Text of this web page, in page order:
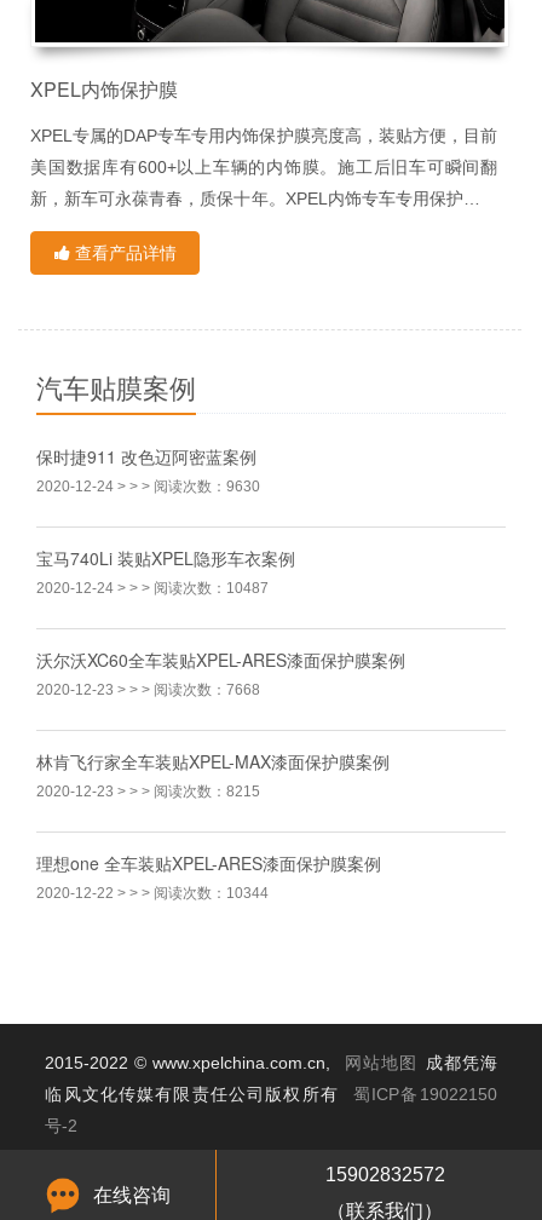
XPEL内饰保护膜
XPEL专属的DAP专车专用内饰保护膜亮度高，装贴方便，目前
美国数据库有600+以上车辆的内饰膜。施工后旧车可瞬间翻
新，新车可永葆青春，质保十年。XPEL内饰专车专用保护膜自
带划痕覆盖，划痕修复功能，不动刀，零风险。在各色汽车内
饰表面形成一层持久的隔离膜。高中档轿车内装饰一般为浅
车内饰，抵抗划痕，还能比原来亮，看着爽，每天开新车。
产品特点：
1、 划痕自动修复，可让漆面一直保持光亮如新，且无炫光
2、 韧性加强，轻微刮碰无需二次喷漆
3、 官方十年质保
理掉
5、 保护车内装饰，又可增加美观，易清洗
查看产品详情
汽车贴膜案例
保时捷911 改色迈阿密蓝案例
2020-12-24 > > > 阅读次数：9630
宝马740Li 装贴XPEL隐形车衣案例
2020-12-24 > > > 阅读次数：10487
沃尔沃XC60全车装贴XPEL-ARES漆面保护膜案例
2020-12-23 > > > 阅读次数：7668
林肯飞行家全车装贴XPEL-MAX漆面保护膜案例
2020-12-23 > > > 阅读次数：8215
理想one 全车装贴XPEL-ARES漆面保护膜案例
2020-12-22 > > > 阅读次数：10344
2015-2022 © www.xpelchina.com.cn, 网站地图
成都凭海
临风文化传媒有限责任公司版权所有
蜀ICP备19022150
号-2
汽车贴膜 汽车贴膜案例
在线咨询
15902832572
（联系我们）